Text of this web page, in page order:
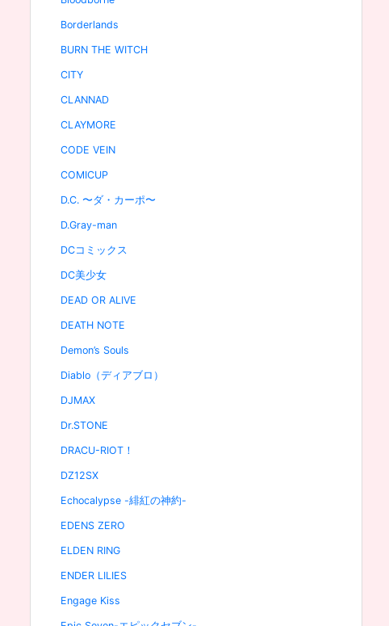
Borderlands
BURN THE WITCH
CITY
CLANNAD
CLAYMORE
CODE VEIN
COMICUP
D.C. 〜ダ・カーポ〜
D.Gray-man
DCコミックス
DC美少女
DEAD OR ALIVE
DEATH NOTE
Demon’s Souls
Diablo（ディアブロ）
DJMAX
Dr.STONE
DRACU-RIOT！
DZ12SX
Echocalypse -緋紅の神約-
EDENS ZERO
ELDEN RING
ENDER LILIES
Engage Kiss